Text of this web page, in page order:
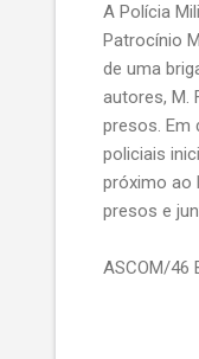
A Polícia
Patrocínio
de uma
autores, M.
presos. Em
policiais
próximo ao
presos e
ASCOM/46